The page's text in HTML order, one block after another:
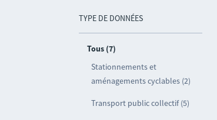
TYPE DE DONNÉES
Tous (7)
Stationnements et
aménagements cyclables (2)
Transport public collectif (5)